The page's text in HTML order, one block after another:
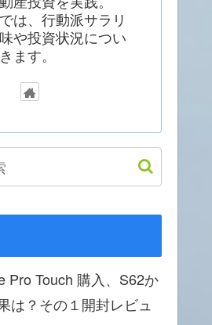
は、行動派サラリ
や投資状況につい
ます。
Pro Touch 購入、S62か
は？その１開封レビュ